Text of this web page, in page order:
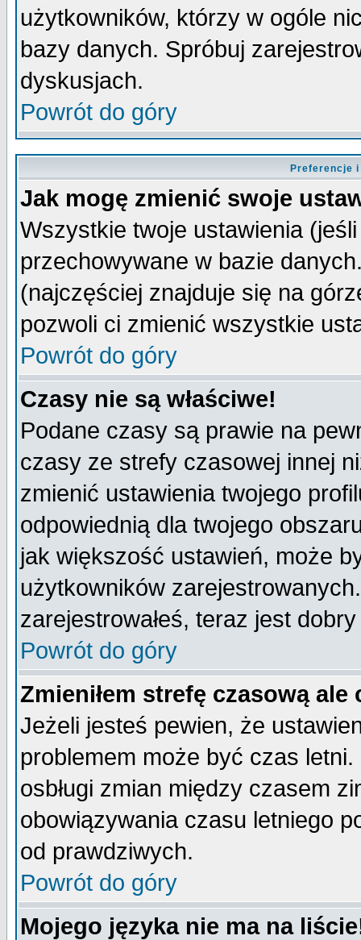
użytkowników, którzy w ogóle
bazy danych. Spróbuj
dyskusjach.
Powrót do góry
Preferencje
Jak mogę zmienić swoje
Wszystkie twoje ustawienia
przechowywane w bazie
(najczęściej znajduje się na
pozwoli ci zmienić wszystkie
Powrót do góry
Czasy nie są właściwe!
Podane czasy są prawie na
czasy ze strefy czasowej innej
zmienić ustawienia twojego
odpowiednią dla twojego
jak większość ustawień, może
użytkowników
zarejestrowałeś, teraz jest
Powrót do góry
Zmieniłem strefę czasową
Jeżeli jesteś pewien, że
problemem może być czas
osbługi zmian między czasem
obowiązywania czasu letniego
od prawdziwych.
Powrót do góry
Mojego języka nie ma na